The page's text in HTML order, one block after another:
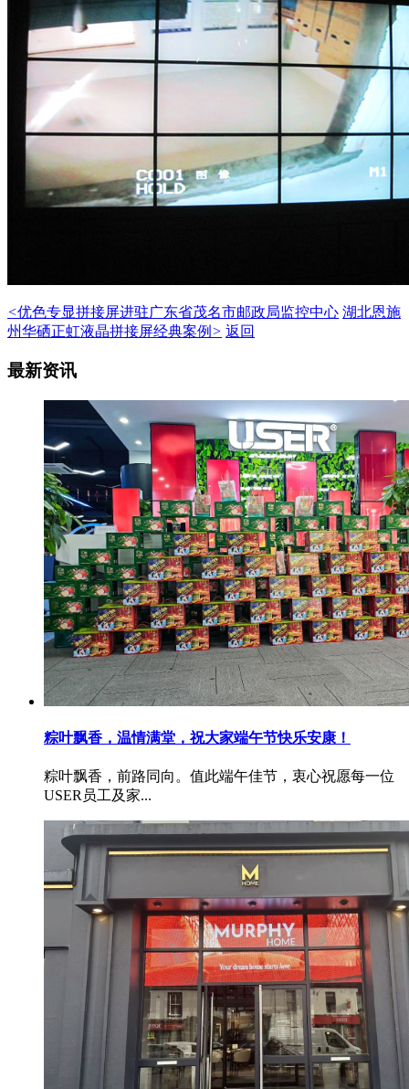
<优色专显拼接屏进驻广东省茂名市邮政局监控中心 湖北恩施
州华硒正虹液晶拼接屏经典案例 > 返回
最新资讯
粽叶飘香，温情满堂，祝大家端午节快乐安康！
粽叶飘香，前路同向。值此端午佳节，衷心祝愿每一位
USER员工及家...